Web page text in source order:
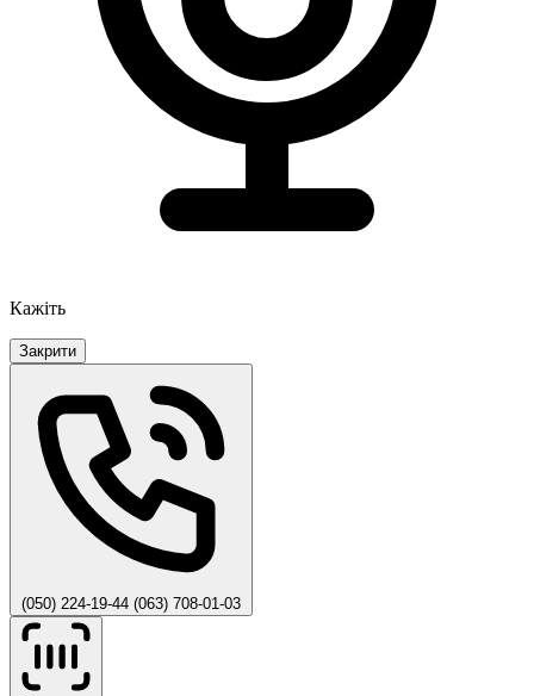
Кажіть
Закрити
(050) 224-19-44 (063) 708-01-03